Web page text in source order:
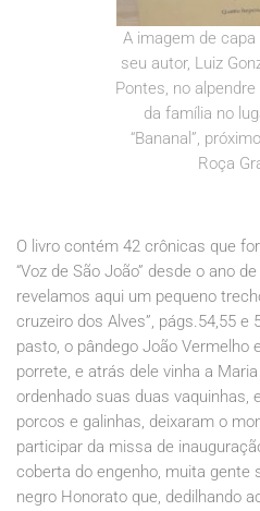
A imagem de
seu autor, Luiz
Pontes, no
da família no
“Bananal”,
Roça
O livro contém 42 crônicas que
“Voz de São João” desde o ano
revelamos aqui um pequeno
cruzeiro dos Alves”, págs.54,55 e
pasto, o pândego João Vermelho
porrete, e atrás dele vinha a
ordenhado suas duas vaquinhas,
porcos e galinhas, deixaram o
participar da missa de
coberta do engenho, muita gente
negro Honorato que, dedilhando